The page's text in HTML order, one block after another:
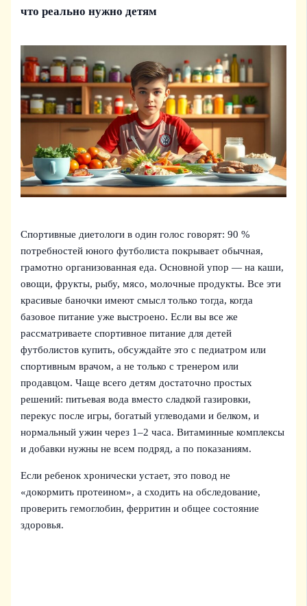
что реально нужно детям
Спортивные диетологи в один голос говорят: 90 %
потребностей юного футболиста покрывает обычная,
грамотно организованная еда. Основной упор — на каши,
овощи, фрукты, рыбу, мясо, молочные продукты. Все эти
красивые баночки имеют смысл только тогда, когда
базовое питание уже выстроено. Если вы все же
рассматриваете спортивное питание для детей
футболистов купить, обсуждайте это с педиатром или
спортивным врачом, а не только с тренером или
продавцом. Чаще всего детям достаточно простых
решений: питьевая вода вместо сладкой газировки,
перекус после игры, богатый углеводами и белком, и
нормальный ужин через 1–2 часа. Витаминные комплексы
и добавки нужны не всем подряд, а по показаниям.
Если ребенок хронически устает, это повод не
«докормить протеином», а сходить на обследование,
проверить гемоглобин, ферритин и общее состояние
здоровья.